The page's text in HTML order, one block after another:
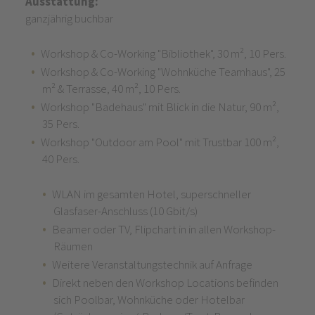
ganzjährig buchbar
Workshop & Co-Working "Bibliothek", 30 m², 10 Pers.
Workshop & Co-Working "Wohnküche Teamhaus", 25
m² & Terrasse, 40 m², 10 Pers.
Workshop "Badehaus" mit Blick in die Natur, 90 m²,
35 Pers.
Workshop "Outdoor am Pool" mit Trustbar 100 m²,
40 Pers.
WLAN im gesamten Hotel, superschneller
Glasfaser-Anschluss (10 Gbit/s)
Beamer oder TV, Flipchart in in allen Workshop-
Räumen
Weitere Veranstaltungstechnik auf Anfrage
Direkt neben den Workshop Locations befinden
sich Poolbar, Wohnküche oder Hotelbar